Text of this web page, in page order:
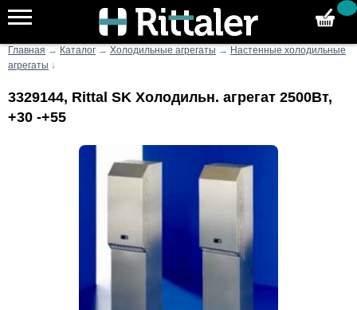
Главная → Каталог → Холодильные агрегаты → Настенные холодильные
агрегаты ↓
3329144, Rittal SK Холодильн. агрегат 2500Вт,
+30 -+55